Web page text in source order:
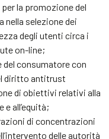
la promozione del
nella selezione dei
degli utenti circa i
on-line;
del consumatore con
diritto antitrust
di obiettivi relativi alla
e all’equità;
di concentrazioni
delle autorità